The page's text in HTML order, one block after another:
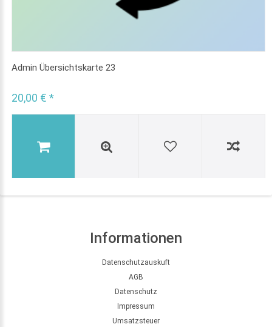
Admin Übersichtskarte 23
20,00 € *
Informationen
Datenschutzauskuft
AGB
Datenschutz
Impressum
Umsatzsteuer